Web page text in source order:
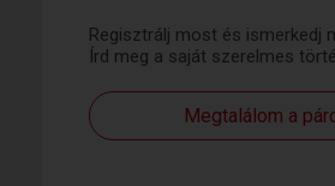
Regisztrálj most és ismerkedj
Írd meg a saját szerelmes
Megtalálom a